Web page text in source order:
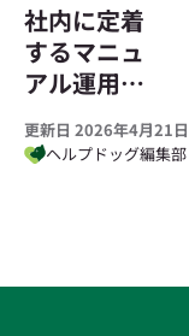
社内に定着
するマニュ
アル運用と
作成のコツ
とは？
更新日 2026年4月21日
ヘルプドッグ編集部